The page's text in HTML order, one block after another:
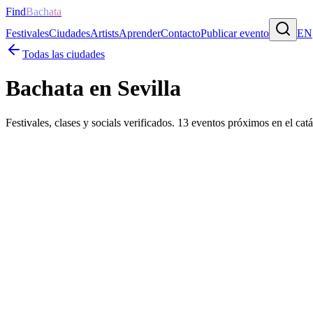
FindBachata
FestivalesCiudadesArtistsAprenderContactoPublicar evento
EN
Todas las ciudades
Bachata en Sevilla
Festivales, clases y socials verificados. 13 eventos próximos en el